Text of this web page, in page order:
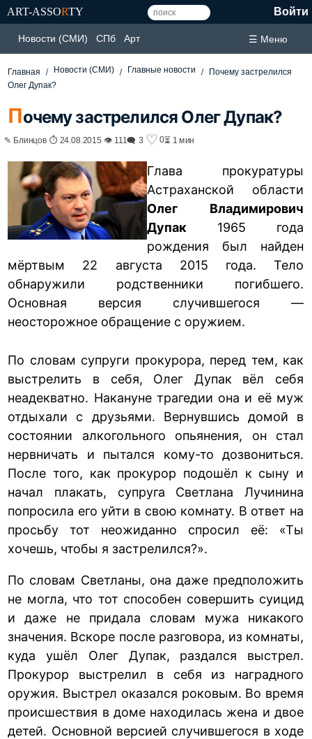
ART-ASSORTY Войти
Новости (СМИ) СПб Арт ☰ Меню
Главная Новости (СМИ) Главные новости
Почему застрелился
Олег Дупак?
Почему застрелился Олег Дупак?
✎ Блинцов ⏱ 24.08.2015 👁 111🗨 3 ♡ 0⏳ 1 мин
Глава прокуратуры
Астраханской области
Олег Владимирович
Дупак 1965 года
рождения был найден
мёртвым 22 августа 2015 года. Тело
обнаружили родственники погибшего.
Основная версия случившегося —
неосторожное обращение с оружием.
По словам супруги прокурора, перед тем, как
выстрелить в себя, Олег Дупак вёл себя
неадекватно. Накануне трагедии она и её муж
отдыхали с друзьями. Вернувшись домой в
состоянии алкогольного опьянения, он стал
нервничать и пытался кому-то дозвониться.
После того, как прокурор подошёл к сыну и
начал плакать, супруга Светлана Лучинина
попросила его уйти в свою комнату. В ответ на
просьбу тот неожиданно спросил её: «Ты
хочешь, чтобы я застрелился?».
По словам Светланы, она даже предположить
не могла, что тот способен совершить суицид
и даже не придала словам мужа никакого
значения. Вскоре после разговора, из комнаты,
куда ушёл Олег Дупак, раздался выстрел.
Прокурор выстрелил в себя из наградного
оружия. Выстрел оказался роковым. Во время
происшествия в доме находилась жена и двое
детей. Основной версией случившегося в ходе